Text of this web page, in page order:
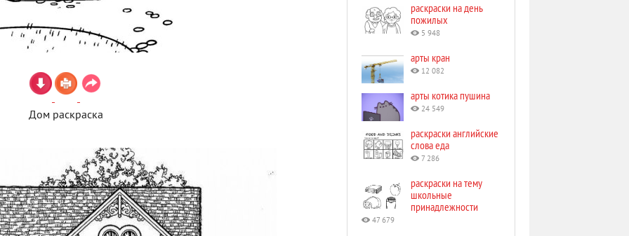
Дом раскраска
раскраски на день
пожилых
5 948
арты кран
12 082
арты котика пушина
24 549
раскраски английские
слова еда
7 286
раскраски на тему
школьные
принадлежности
47 679